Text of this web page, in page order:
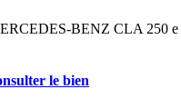
le bien